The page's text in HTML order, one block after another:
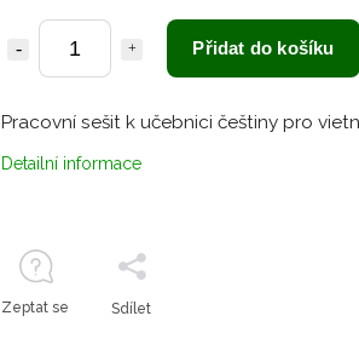
Přidat do košíku
Pracovní sešit k učebnici češtiny pro
Detailní informace
Zeptat se Sdílet